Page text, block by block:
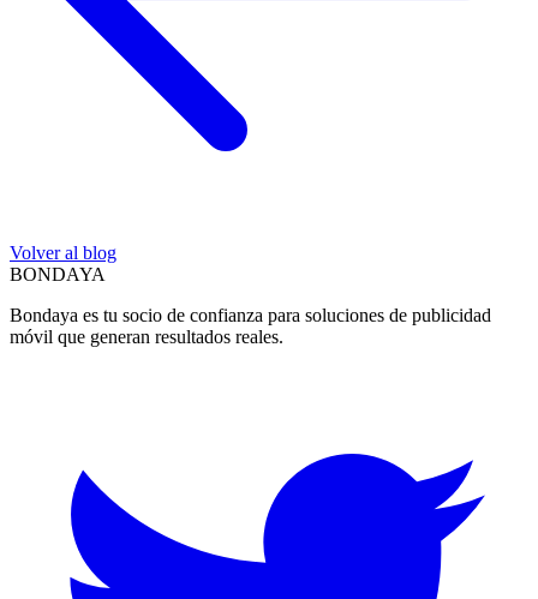
Volver al blog
BONDAYA
Bondaya es tu socio de confianza para soluciones de publicidad
móvil que generan resultados reales.